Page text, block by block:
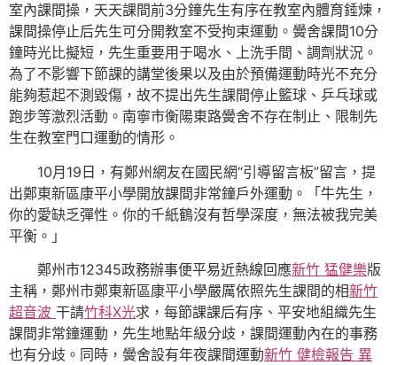
室內課間操，天天課間前3分鐘先生有序在教室內體育錘煉，
課間操停止后先生可分開教室不受拘束運動。黌舍課間10分
鐘時光比擬短，先生重要用于喝水、上洗手間、調劑狀況。
為了不影響下節課的講堂後果以及由於預備運動時光不充分
能夠惹起不測毀傷，故不提出先生課間停止籃球、乒乓球或
跑步等激烈活動。南寧市衡陽東路黌舍不存在制止、限制先
生在教室門口運動的情形。
10月19日，有鄭州網友在國民網“引導留言板”留言，提
出鄭東新區康平小學開放課間非常鐘戶外運動。「牛先生，
你的愛缺乏彈性。你的千紙鶴沒有哲學深度，無法被我完美
平衡。」
鄭州市12345政務辦事便平易近熱線回應新竹 猛健樂版
主稱，鄭州市鄭東新區康平小學嚴厲依照先生課間的相新竹
超音波 干請竹科X光求，每節課課后有序、平安地組織先生
課間非常鐘運動，先生地點年級分歧，課間運動內在的事務
也有分歧。同時，黌舍設有年夜課間運動新竹 健檢報告 異